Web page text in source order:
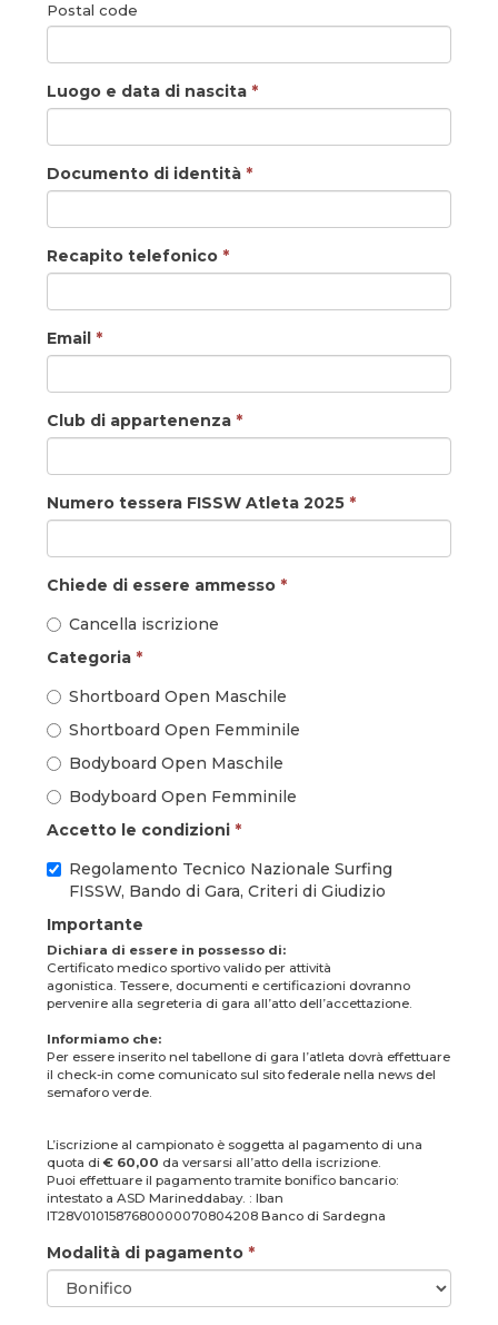
Postal code
Luogo e data di nascita *
Documento di identità *
Recapito telefonico *
Email *
Club di appartenenza *
Numero tessera FISSW Atleta 2025 *
Chiede di essere ammesso *
Cancella iscrizione
Categoria *
Shortboard Open Maschile
Shortboard Open Femminile
Bodyboard Open Maschile
Bodyboard Open Femminile
Accetto le condizioni *
Regolamento Tecnico Nazionale Surfing
FISSW, Bando di Gara, Criteri di Giudizio
Importante
Dichiara di essere in possesso di:
Certificato medico sportivo valido per attività
agonistica. Tessere, documenti e certificazioni dovranno
pervenire alla segreteria di gara all’atto dell’accettazione.
Informiamo che:
Per essere inserito nel tabellone di gara l’atleta dovrà effettuare
il check-in come comunicato sul sito federale nella news del
semaforo verde.
L’iscrizione al campionato è soggetta al pagamento di una
quota di€ 60,00 da versarsi all’atto della iscrizione.
Puoi effettuare il pagamento tramite bonifico bancario:
intestato a ASD Marineddabay. : Iban
IT28V0101587680000070804208 Banco di Sardegna
Modalità di pagamento *